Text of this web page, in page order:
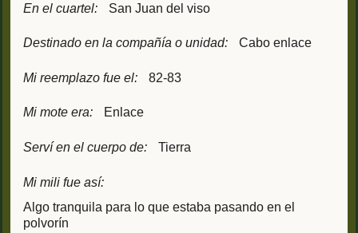
En el cuartel: San Juan del viso
Destinado en la compañía o unidad: Cabo enlace
Mi reemplazo fue el: 82-83
Mi mote era: Enlace
Serví en el cuerpo de: Tierra
Mi mili fue así:
Algo tranquila para lo que estaba pasando en el
polvorín